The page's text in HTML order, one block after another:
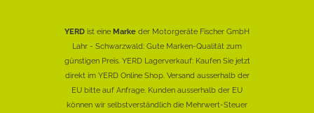
YERD ist eine Marke der Motorgeräte Fischer GmbH
Lahr - Schwarzwald: Gute Marken-Qualität zum
günstigen Preis. YERD Lagerverkauf: Kaufen Sie jetzt
direkt im YERD Online Shop. Versand ausserhalb der
EU bitte auf Anfrage. Kunden ausserhalb der EU
können wir selbstverständlich die Mehrwert-Steuer